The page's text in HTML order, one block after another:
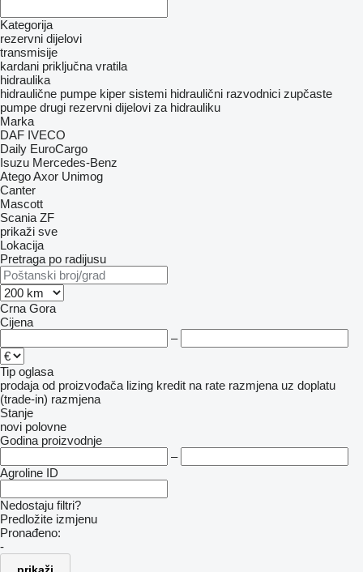
Kategorija
rezervni dijelovi
transmisije
kardani priključna vratila
hidraulika
hidraulične pumpe kiper sistemi hidraulični razvodnici zupčaste
pumpe drugi rezervni dijelovi za hidrauliku
Marka
DAF IVECO
Daily EuroCargo
Isuzu Mercedes-Benz
AtegoAxor Unimog
Canter
Mascott
Scania ZF
prikaži sve
Lokacija
Pretraga po radijusu
Crna Gora
Cijena
–
Tip oglasa
prodaja od proizvođača lizing kredit na rate razmjena uz doplatu
(trade-in) razmjena
Stanje
novi polovne
Godina proizvodnje
–
Agroline ID
Nedostaju filtri?
Predložite izmjenu
Pronađeno:
-